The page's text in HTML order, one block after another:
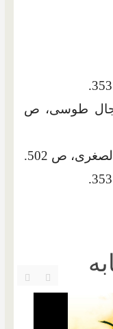
رجال، ص 425؛ رجال طوسی، ص